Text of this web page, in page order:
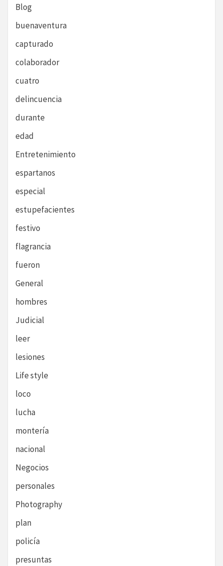
Blog
buenaventura
capturado
colaborador
cuatro
delincuencia
durante
edad
Entretenimiento
espartanos
especial
estupefacientes
festivo
flagrancia
fueron
General
hombres
Judicial
leer
lesiones
Life style
loco
lucha
montería
nacional
Negocios
personales
Photography
plan
policía
presuntas